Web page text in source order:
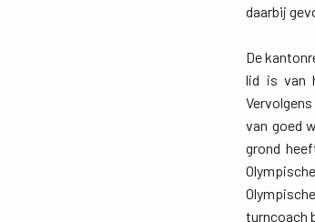
daarbij
De
lid is van
van goed
grond
turncoach